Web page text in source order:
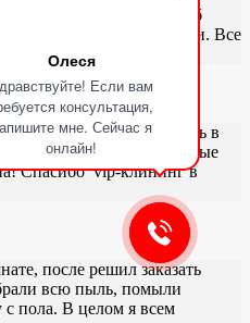
Олеся
Если вам
консультация,
мне. Сейчас я
онлайн!
возможности и масштаб
услугами этой компании. Все
до потолка. Даже пыль в
И конечно же панорамные
Спасибо vip-клининг в
после решил заказать
всю пыль, помыли
с пола. В целом я всем